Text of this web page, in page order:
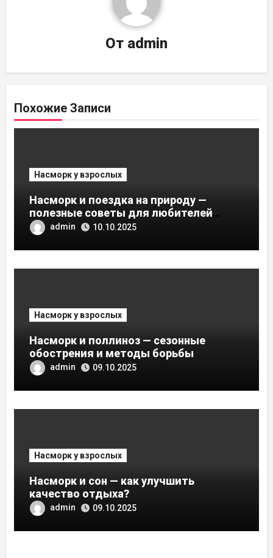
От admin
Похожие Записи
Насморк у взрослых
Насморк и поездка на природу —
полезные советы для любителей
активного отдыха
admin 10.10.2025
Насморк у взрослых
Насморк и поллиноз — сезонные
обострения и методы борьбы
admin 09.10.2025
Насморк у взрослых
Насморк и сон — как улучшить
качество отдыха?
admin 09.10.2025